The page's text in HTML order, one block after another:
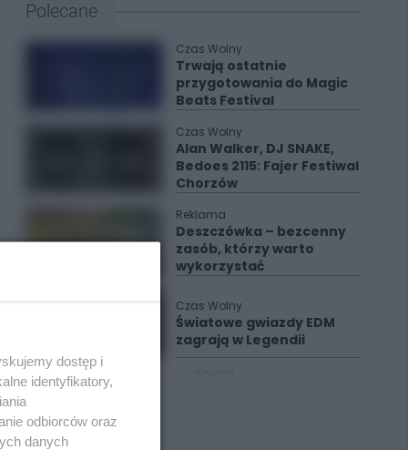
Polecane
Czas Wolny
Trwają ostatnie
przygotowania do Magic
Beats Festival
Czas Wolny
Alan Walker, DJ SNAKE,
Bedoes 2115: Fajer Festiwal
Chorzów
Reklama
Deszczówka – bezcenny
zasób, którzy warto
wykorzystać
Czas Wolny
Światowe gwiazdy EDM
zagrają w Legendii
dostęp i
identyfikatory,
odbiorców oraz
danych